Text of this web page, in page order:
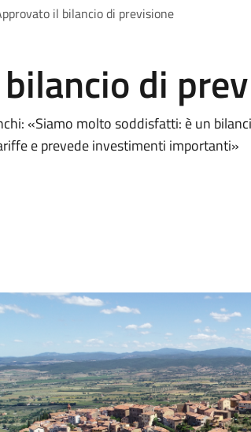
il bilancio di previsione
di
«Siamo molto soddisfatti: è un
e prevede investimenti importanti»